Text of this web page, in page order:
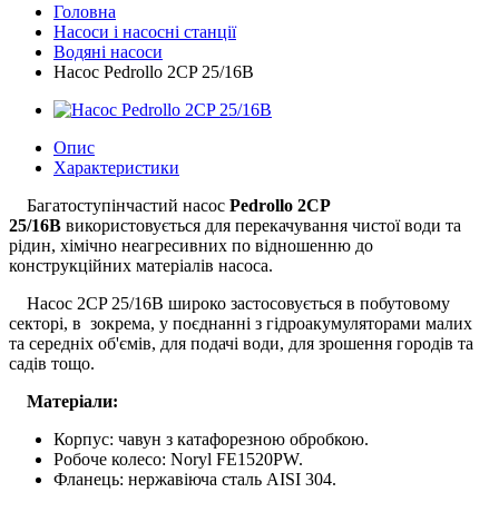
Головна
Насоси і насосні станції
Водяні насоси
Насос Pedrollo 2CP 25/16B
Опис
Характеристики
Багатоступінчастий насос Pedrollo 2CP
25/16B використовується для перекачування чистої води та
рідин, хімічно неагресивних по відношенню до
конструкційних матеріалів насоса.
Насос 2CP 25/16B широко застосовується в побутовому
секторі, в зокрема, у поєднанні з гідроакумуляторами малих
та середніх об'ємів, для подачі води, для зрошення городів та
садів тощо.
Матеріали:
Корпус: чавун з катафорезною обробкою.
Робоче колесо: Noryl FE1520PW.
Фланець: нержавіюча сталь AISI 304.